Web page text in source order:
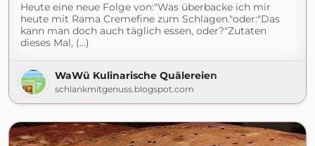
Heute eine neue Folge von:"Was überbacke ich mir
heute mit Rama Cremefine zum Schlagen."oder:"Das
kann man doch auch täglich essen, oder?"Zutaten
dieses Mal, (...)
WaWü Kulinarische Quälereien
schlankmitgenuss.blogspot.com